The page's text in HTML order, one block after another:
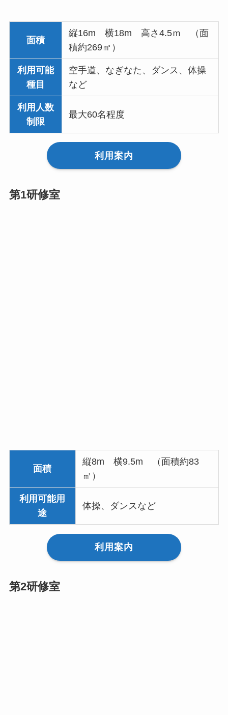
面積
縦16m 横18m 高さ4.5ｍ （面
積約269㎡）
利用可能
種目
空手道、なぎなた、ダンス、体操
など
利用人数
制限
最大60名程度
利用案内
第1研修室
面積
縦8m 横9.5m （面積約83
㎡）
利用可能用
途
体操、ダンスなど
利用案内
第2研修室